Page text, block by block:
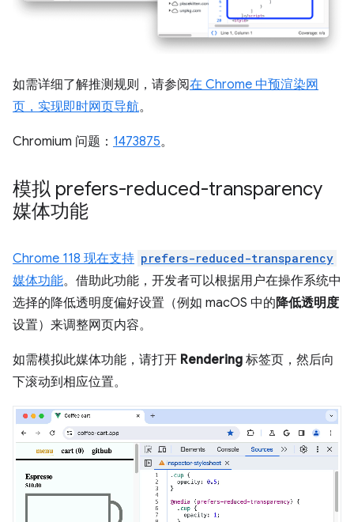
如需详细了解推测规则，请参阅在 Chrome 中预渲染网
页，实现即时网页导航。
Chromium 问题： 1473875。
模拟 prefers-reduced-transparency
媒体功能
Chrome 118 现在支持 prefers-reduced-transparency
媒体功能。借助此功能，开发者可以根据用户在操作系统中
选择的降低透明度偏好设置（例如 macOS 中的降低透明度
设置）来调整网页内容。
如需模拟此媒体功能，请打开 Rendering 标签页，然后向
下滚动到相应位置。